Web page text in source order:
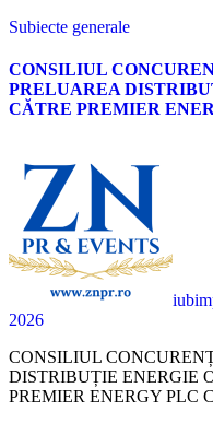
Subiecte generale
CONSILIUL
PRELUAREA
CĂTRE PREMIER
2026
CONSILIUL CONCURENȚEI ANALIZEAZĂ PRELUAREA
DISTRIBUȚIE ENERGIE
PREMIER ENERGY PLC